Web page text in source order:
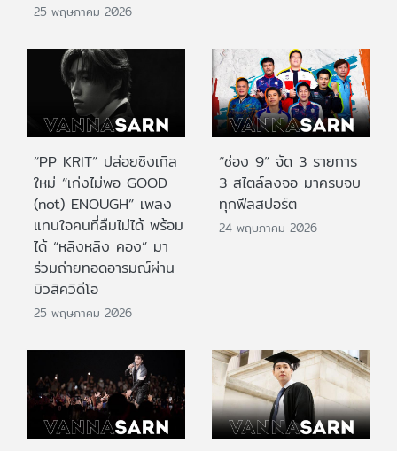
25 พฤษภาคม 2026
“PP KRIT” ปล่อยซิงเกิล
ใหม่ “เก่งไม่พอ GOOD
(not) ENOUGH” เพลง
แทนใจคนที่ลืมไม่ได้ พร้อม
ได้ “หลิงหลิง คอง” มา
ร่วมถ่ายทอดอารมณ์ผ่าน
มิวสิควิดีโอ
25 พฤษภาคม 2026
“ช่อง 9” จัด 3 รายการ
3 สไตล์ลงจอ มาครบจบ
ทุกฟีลสปอร์ต
24 พฤษภาคม 2026